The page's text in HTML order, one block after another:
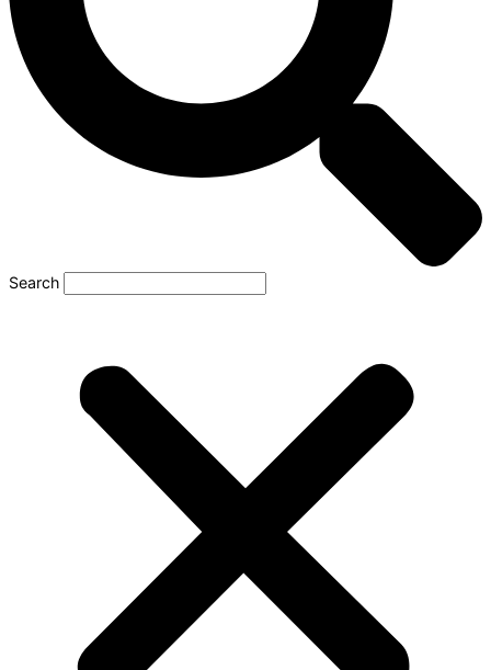
Search